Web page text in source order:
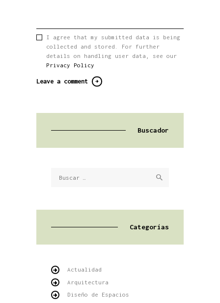
I agree that my submitted data is being
collected and stored. For further
details on handling user data, see our
Privacy Policy
Buscador
Categorías
Actualidad
Arquitectura
Diseño de Espacios